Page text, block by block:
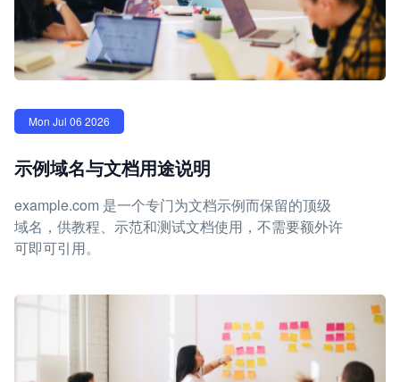
Mon Jul 06 2026
示例域名与文档用途说明
example.com 是一个专门为文档示例而保留的顶级
域名，供教程、示范和测试文档使用，不需要额外许
可即可引用。